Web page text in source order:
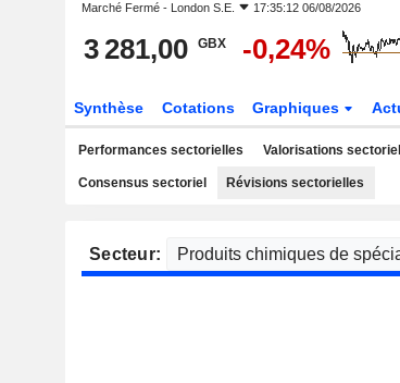
Marché Fermé - London S.E. 17:35:12 06/08/2026
3 281,00 GBX -0,24%
Synthèse Cotations Graphiques
Performances sectorielles Valorisations
Consensus sectoriel Révisions sectorielles
Secteur: